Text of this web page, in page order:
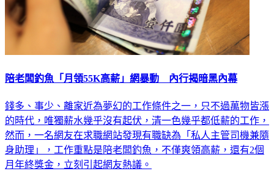
陪老闆釣魚「月領55K高薪」網暴動 內行揭暗黑內幕
錢多、事少、離家近為夢幻的工作條件之一，只不過萬物皆漲
的時代，唯獨薪水幾乎沒有起伏，清一色幾乎都低薪的工作，
然而，一名網友在求職網站發現有職缺為「私人主管司機兼隨
身助理」，工作重點是陪老闆釣魚，不僅爽領高薪，還有2個
月年終獎金，立刻引起網友熱議。